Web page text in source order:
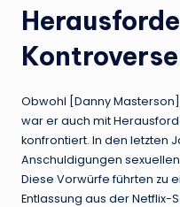
Obwohl [Danny
war er auch mit
konfrontiert. In den letzten
Anschuldigungen
Diese Vorwürfe führten zu
Entlassung aus der Netflix-